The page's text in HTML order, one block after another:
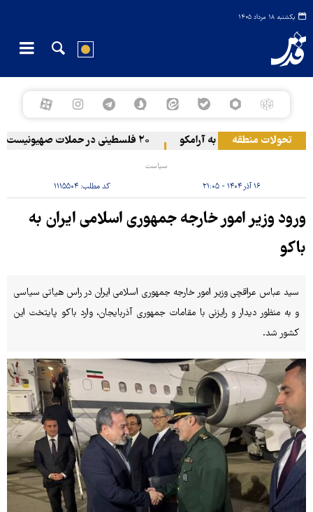
یکشنبه ۱۸ مرداد ۱۴۰۵
تحولات منطقه
حمله یمن به آرامکو ۲۰ فلسطینی در حملات صهیونیست‌ها و شهرک‌نشینان در کرانه باختری زخمی شدند
سیاست
۱۶ آذر ۱۴۰۴ - ۲۱:۰۵ کد مطلب:۱۱۱۵۵۰۴
ورود وزیر امور خارجه جمهوری اسلامی ایران به
باکو
سید عباس عراقچی وزیر امور خارجه جمهوری اسلامی ایران در راس هیاتی سیاسی
و به منظور دیدار و رایزنی با مقامات جمهوری آذربایجان، وارد باکو پایتخت این
کشور شد.